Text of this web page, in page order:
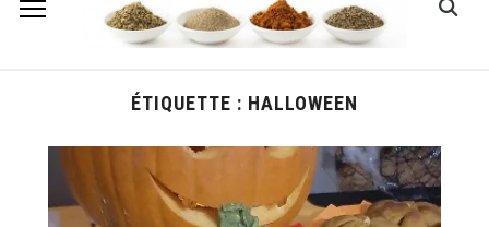
ÉTIQUETTE : HALLOWEEN